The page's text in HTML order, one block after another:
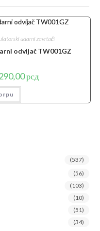
udarni zavrtači
odvijač TW001GZ
рсд.
рсдTrenutna
cena
(537)
(56)
(103)
(10)
(51)
(34)